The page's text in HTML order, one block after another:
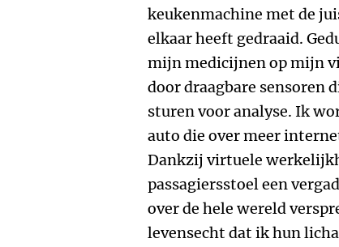
keukenmachine met de
elkaar heeft gedraaid.
mijn medicijnen op mijn
door draagbare sensoren
sturen voor analyse. Ik
auto die over meer
Dankzij virtuele
passagiersstoel een
over de hele wereld
levensecht dat ik hun